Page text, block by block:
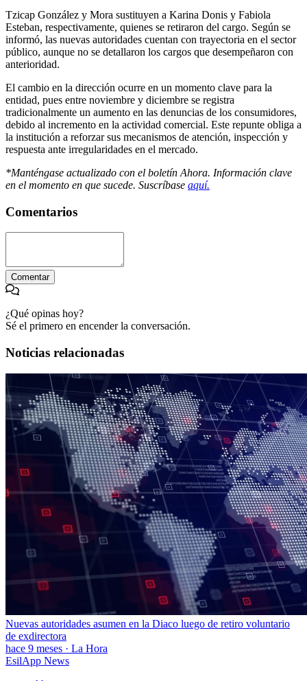
Tzicap González y Mora sustituyen a Karina Donis y Fabiola
Esteban, respectivamente, quienes se retiraron del cargo. Según se
informó, las nuevas autoridades cuentan con trayectoria en el sector
público, aunque no se detallaron los cargos que desempeñaron con
anterioridad.
El cambio en la dirección ocurre en un momento clave para la
entidad, pues entre noviembre y diciembre se registra
tradicionalmente un aumento en las denuncias de los consumidores,
debido al incremento en la actividad comercial. Este repunte obliga a
la institución a reforzar sus mecanismos de atención, inspección y
respuesta ante irregularidades en el mercado.
*Manténgase actualizado con el boletín Ahora. Información clave
en el momento en que sucede. Suscríbase aquí.
Comentarios
Comentar
¿Qué opinas hoy?
Sé el primero en encender la conversación.
Noticias relacionadas
Nuevas autoridades asumen en la Diaco luego de retiro voluntario
de exdirectora
hace 9 meses · La Hora
EsilApp News